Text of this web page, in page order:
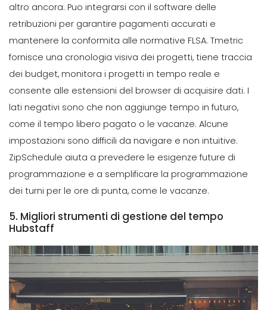
altro ancora. Puo integrarsi con il software delle
retribuzioni per garantire pagamenti accurati e
mantenere la conformita alle normative FLSA. Tmetric
fornisce una cronologia visiva dei progetti, tiene traccia
dei budget, monitora i progetti in tempo reale e
consente alle estensioni del browser di acquisire dati. I
lati negativi sono che non aggiunge tempo in futuro,
come il tempo libero pagato o le vacanze. Alcune
impostazioni sono difficili da navigare e non intuitive.
ZipSchedule aiuta a prevedere le esigenze future di
programmazione e a semplificare la programmazione
dei turni per le ore di punta, come le vacanze.
5. Migliori strumenti di gestione del tempo
Hubstaff